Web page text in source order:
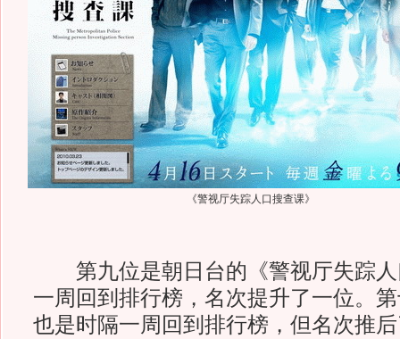
《警视厅失踪人口搜查课》
第九位是朝日台的《警视厅失踪人
一周回到排行榜，名次提升了一位。
也是时隔一周回到排行榜，但名次推